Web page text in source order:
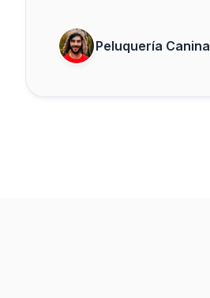
Peluquería Canina